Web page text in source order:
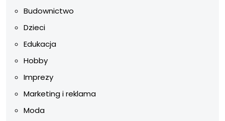
Budownictwo
Dzieci
Edukacja
Hobby
Imprezy
Marketing i reklama
Moda